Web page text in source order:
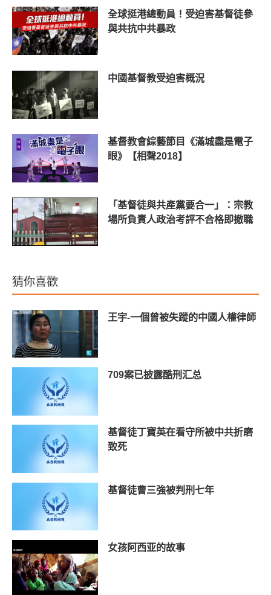
全球挺港總動員！受迫害基督徒參
與共抗中共暴政
中國基督教受迫害概況
基督教會綜藝節目《滿城盡是電子
眼》【相聲2018】
「基督徒與共產黨要合一」：宗教
場所負責人政治考評不合格即撤職
猜你喜歡
王宇-一個曾被失蹤的中國人權律師
709案已披露酷刑汇总
基督徒丁寶英在看守所被中共折磨
致死
基督徒曹三強被判刑七年
女孩阿西亚的故事